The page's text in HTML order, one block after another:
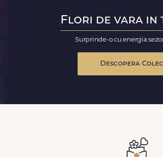
Flori de vara in
Surprinde-o cu energia
Descopera